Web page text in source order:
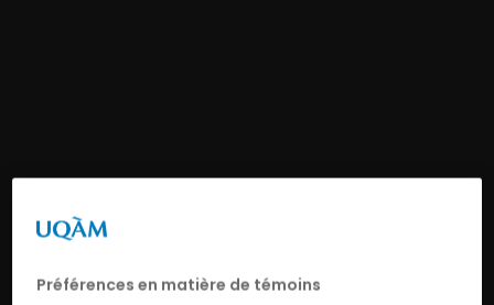
Préférences en matière de témoins